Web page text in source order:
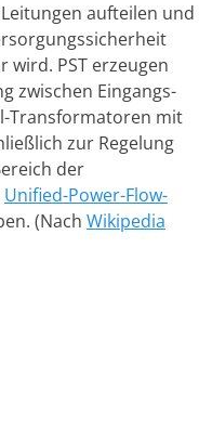
aufteilen und
wird. PST erzeugen
zwischen Eingangs-
Transformatoren mit
zur Regelung
der
Unified-Power-Flow-
(Nach Wikipedia